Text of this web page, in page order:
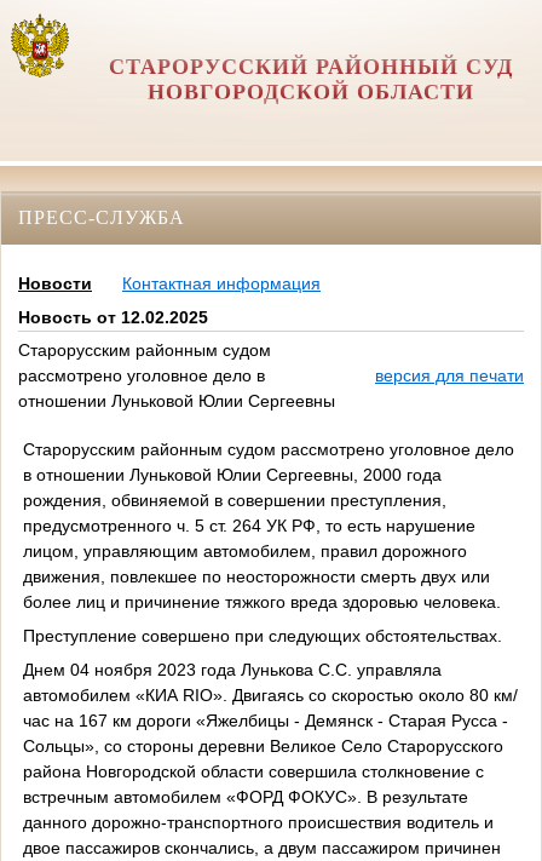
СТАРОРУССКИЙ РАЙОННЫЙ СУД
НОВГОРОДСКОЙ ОБЛАСТИ
ПРЕСС-СЛУЖБА
Новости
Контактная информация
Новость от 12.02.2025
Старорусским районным судом
рассмотрено уголовное дело в
отношении Луньковой Юлии Сергеевны
версия для печати
Старорусским районным судом рассмотрено уголовное дело
в отношении Луньковой Юлии Сергеевны, 2000 года
рождения, обвиняемой в совершении преступления,
предусмотренного ч. 5 ст. 264 УК РФ, то есть нарушение
лицом, управляющим автомобилем, правил дорожного
движения, повлекшее по неосторожности смерть двух или
более лиц и причинение тяжкого вреда здоровью человека.
Преступление совершено при следующих обстоятельствах.
Днем 04 ноября 2023 года Лунькова С.С. управляла
автомобилем «КИА RIO». Двигаясь со скоростью около 80 км/
час на 167 км дороги «Яжелбицы - Демянск - Старая Русса -
Сольцы», со стороны деревни Великое Село Старорусского
района Новгородской области совершила столкновение с
встречным автомобилем «ФОРД ФОКУС». В результате
данного дорожно-транспортного происшествия водитель и
двое пассажиров скончались, а двум пассажиром причинен